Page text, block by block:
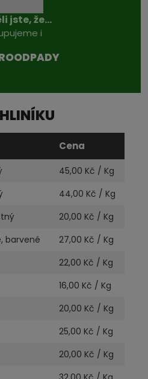
jste, že...
i
Cena
45,00 Kč / Kg
44,00 Kč / Kg
20,00 Kč / Kg
barvené
27,00 Kč / Kg
22,00 Kč / Kg
16,00 Kč / Kg
20,00 Kč / Kg
25,00 Kč / Kg
20,00 Kč / Kg